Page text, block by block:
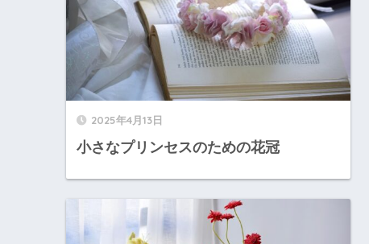
2025年4月13日
小さなプリンセスのための花冠